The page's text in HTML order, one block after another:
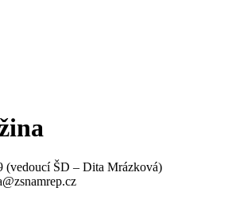
(vedoucí ŠD – Dita Mrázková)